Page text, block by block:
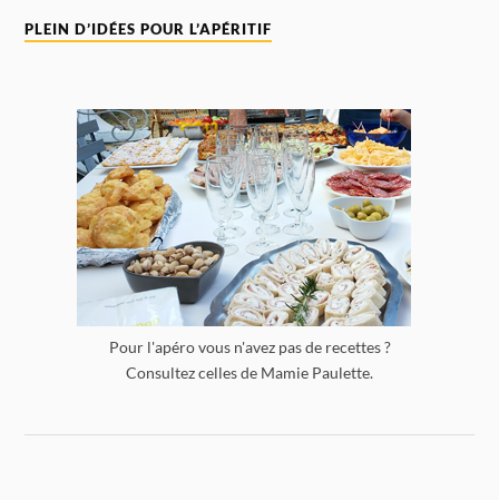
PLEIN D’IDÉES POUR L’APÉRITIF
Pour l'apéro vous n'avez pas de recettes ?
Consultez celles de Mamie Paulette.